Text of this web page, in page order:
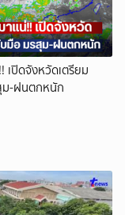
เปิดจังหวัดเตรียม
ม-ฝนตกหนัก